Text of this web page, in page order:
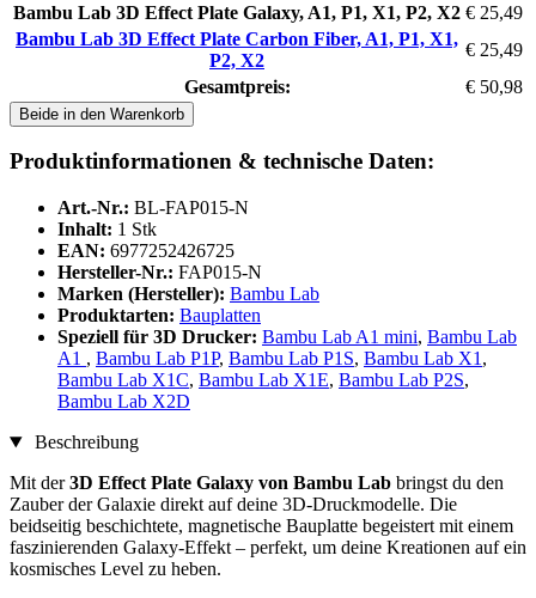
Bambu Lab 3D Effect Plate Galaxy, A1, P1, X1, P2, X2 € 25,49
Bambu Lab 3D Effect Plate Carbon Fiber, A1, P1, X1,
P2, X2
€ 25,49
Gesamtpreis:
€ 50,98
Beide in den Warenkorb
Produktinformationen & technische Daten:
Art.-Nr.: BL-FAP015-N
Inhalt: 1 Stk
EAN: 6977252426725
Hersteller-Nr.: FAP015-N
Marken (Hersteller): Bambu Lab
Produktarten: Bauplatten
Speziell für 3D Drucker: Bambu Lab A1 mini, Bambu Lab
A1 , Bambu Lab P1P, Bambu Lab P1S, Bambu Lab X1 ,
Bambu Lab X1C, Bambu Lab X1E, Bambu Lab P2S,
Bambu Lab X2D
Beschreibung
Mit der3D Effect Plate Galaxy von Bambu Lab bringst du den
Zauber der Galaxie direkt auf deine 3D-Druckmodelle. Die
beidseitig beschichtete, magnetische Bauplatte begeistert mit einem
faszinierenden Galaxy-Effekt – perfekt, um deine Kreationen auf ein
kosmisches Level zu heben.